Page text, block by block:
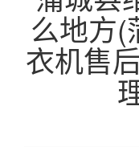
么地方(
衣机售